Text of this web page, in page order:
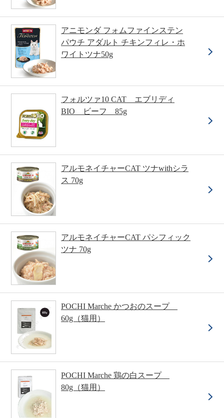
アニモンダ フォムファインステン
パウチ アダルト チキンフィレ・ホ
ワイトツナ50g
フォルツァ10 CAT エブリディ
BIO ビーフ 85g
アルモネイチャーCAT ツナwithシラ
ス 70g
アルモネイチャーCAT パシフィック
ツナ 70g
POCHI Marche かつおのスープ
60g（猫用）
POCHI Marche 鶏の白スープ
80g（猫用）